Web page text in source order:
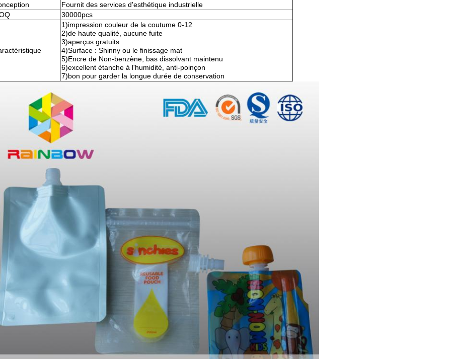
Fournit des services d'esthétique industrielle
30000pcs
1)impression couleur de la coutume 0-12
2)de haute qualité, aucune fuite
3)aperçus gratuits
4)Surface : Shinny ou le finissage mat
5)Encre de Non-benzène, bas dissolvant maintenu
6)excellent étanche à l'humidité, anti-poinçon
7)bon pour garder la longue durée de conservation